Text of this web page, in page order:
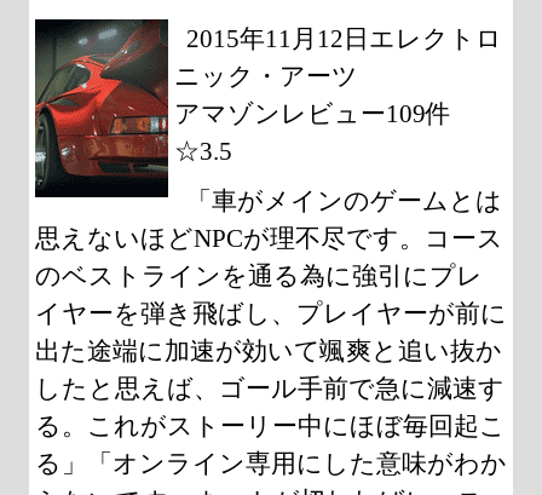
2015年11月12日エレクトロ
ニック・アーツ
アマゾンレビュー109件
☆3.5
「車がメインのゲームとは
思えないほどNPCが理不尽です。コース
のベストラインを通る為に強引にプレ
イヤーを弾き飛ばし、プレイヤーが前に
出た途端に加速が効いて颯爽と追い抜か
したと思えば、ゴール手前で急に減速す
る。これがストーリー中にほぼ毎回起こ
る」「オンライン専用にした意味がわか